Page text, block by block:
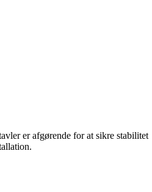
er afgørende for at sikre stabilitet